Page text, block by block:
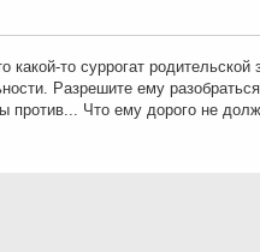
то суррогат родительской
Разрешите ему
против... Что ему дорого не